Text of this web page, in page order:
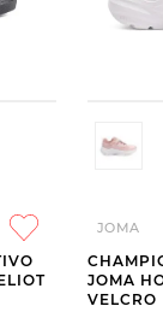
JOMA
JOMA
VELCRO